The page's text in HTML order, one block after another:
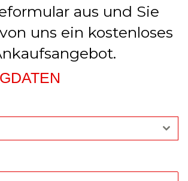
aus und Sie
uns ein kostenloses